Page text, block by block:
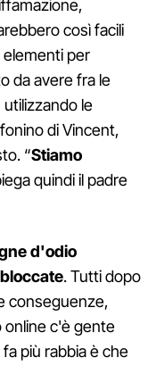
così facili
per
da avere fra le
utilizzando le
di Vincent,
“Stiamo
quindi il padre
d'odio
. Tutti dopo
conseguenze,
online c'è gente
più rabbia è che